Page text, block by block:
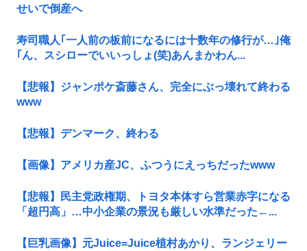
せいで倒産へ
寿司職人｢一人前の板前になるには十数年の修行が…｣俺
｢ん、スシローでいいっしょ(笑)あんまかわん...
【悲報】ジャンポケ斎藤さん、完全にぶっ壊れて終わる
www
【悲報】デンマーク、終わる
【画像】アメリカ産JC、ふつうにえっちだったwww
【悲報】民主党政権期、トヨタ本体すら営業赤字になる
「超円高」…中小企業の景況も厳しい水準だった←...
【巨乳画像】元Juice=Juice植村あかり、ランジェリー